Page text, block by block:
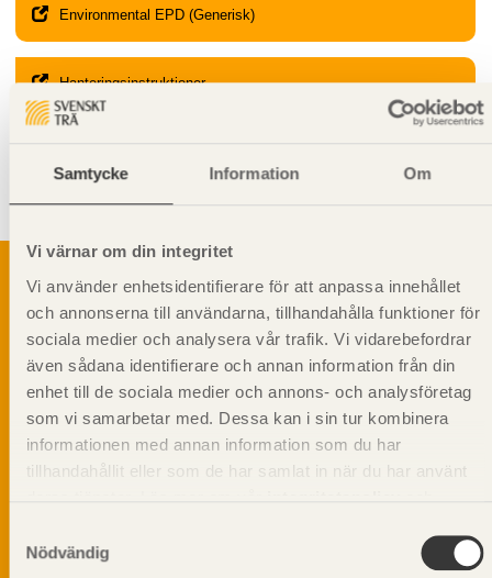
Samtycke Information Om
Vi värnar om din integritet
Vi använder enhetsidentifierare för att anpassa innehållet
och annonserna till användarna, tillhandahålla funktioner för
sociala medier och analysera vår trafik. Vi vidarebefordrar
även sådana identifierare och annan information från din
enhet till de sociala medier och annons- och analysföretag
som vi samarbetar med. Dessa kan i sin tur kombinera
informationen med annan information som du har
tillhandahållit eller som de har samlat in när du har använt
Nödvändig
Environmental EPD (Generisk)
Hanteringsinstruktioner
Svenskt Trä-id:SE00006
Gäller från och med:2024-01-22
Svenskt Träs Produktkatalog är svensk
sågverksnärings digitala produktkatalog för att
beskriva träprodukter och deras unika
egenskaper.
Dela på